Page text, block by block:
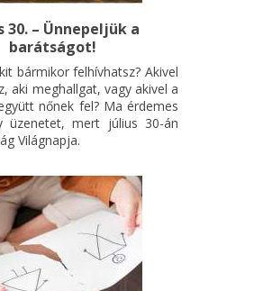
30. – Ünnepeljük a
barátságot!
bármikor felhívhatsz? Akivel
aki meghallgat, vagy akivel a
nőnek fel? Ma érdemes
üzenetet, mert július 30-án
Világnapja.